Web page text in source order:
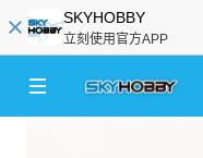
SKYHOBBY
立刻使用官方APP